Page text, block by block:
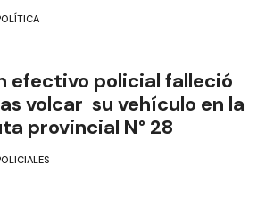
efectivo policial falleció
volcar su vehículo en la
provincial N° 28